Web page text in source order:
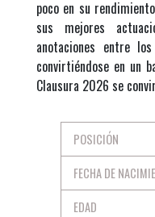
poco en su
sus mejores
anotaciones entre
convirtiéndose en un
Clausura 2026 se
POSICIÓN
FECHA DE
EDAD